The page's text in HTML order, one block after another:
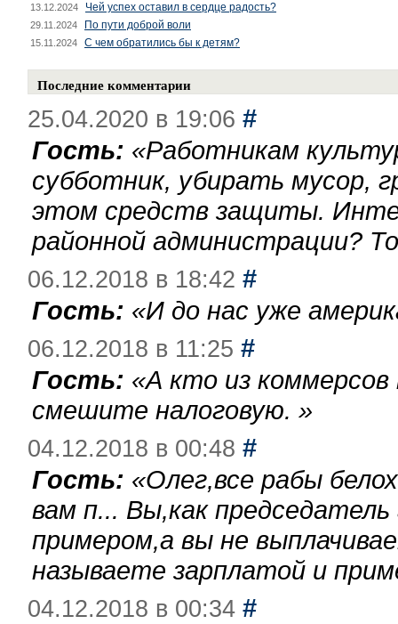
13.12.2024 Чей успех оставил в сердце радость?
29.11.2024 По пути доброй воли
15.11.2024 С чем обратились бы к детям?
Последние комментарии
25.04.2020 в 19:06 #
Гость: «Работникам
субботник, убирать мусор,
этом средств защиты.
районной администрации?
06.12.2018 в 18:42 #
Гость: «И до нас уже
06.12.2018 в 11:25 #
Гость: «А кто из
смешите налоговую. »
04.12.2018 в 00:48 #
Гость: «Олег,все рабы
вам п... Вы,как
примером,а вы не
называете зарплатой и
04.12.2018 в 00:34 #